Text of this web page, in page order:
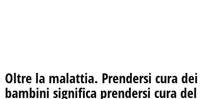
Oltre la malattia. Prendersi cura dei
bambini significa prendersi cura del